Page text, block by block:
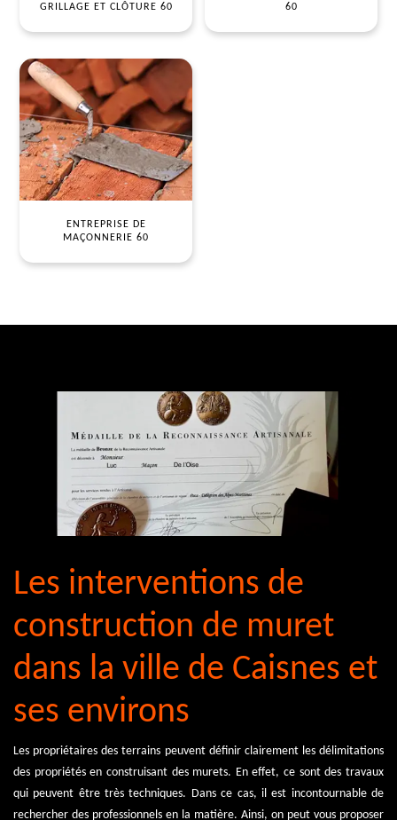
GRILLAGE ET CLÔTURE 60
60
ENTREPRISE DE
MAÇONNERIE 60
Les interventions de
construction de muret
dans la ville de Caisnes et
ses environs
Les propriétaires des terrains peuvent définir clairement les délimitations
des propriétés en construisant des murets. En effet, ce sont des travaux
qui peuvent être très techniques. Dans ce cas, il est incontournable de
rechercher des professionnels en la matière. Ainsi, on peut vous proposer